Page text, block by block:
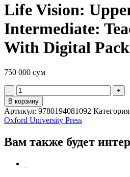
Life Vision:
Intermediate:
With Digital Pack
750 000 сум
Quantity
В корзину
Артикул: 9780194081092
Oxford University Press
Вам также будет